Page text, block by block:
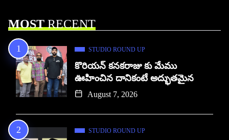
MOSTRECENT
STUDIO ROUND UP
కొరియన్ కనకరాజు కు మేము
ఊహించిన దానికంటే అద్భుతమైన
August 7, 2026
STUDIO ROUND UP